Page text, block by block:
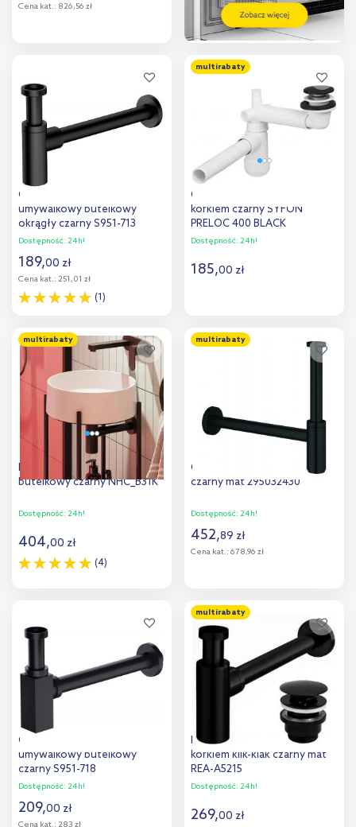
Cena kat.: 826,56 zł
Cersanit Inverto syfon
umywalkowy butelkowy
okrągły czarny S951-713
Dostępność: 24h!
189,00 zł
Cena kat.: 251,01 zł
(1)
Dodaj do
porównania
multirabaty
Comad Preloc syfon z
korkiem czarny SYFON
PRELOC 400 BLACK
Dostępność: 24h!
185,00 zł
Dodaj do
multirabaty
Deante syfon do umywalki
butelkowy czarny NHC_B31K
Dostępność: 24h!
404,00 zł
(4)
multirabaty
Grohe syfon umywalkowy
czarny mat 295032430
Dostępność: 24h!
452,89 zł
Cena kat.: 678,96 zł
Dodaj do
porównania
Cersanit Larga syfon
umywalkowy butelkowy
czarny S951-718
Dostępność: 24h!
209,00 zł
Cena kat.: 283 zł
multirabaty
Rea syfon do umywalki z
korkiem klik-klak czarny mat
REA-A5215
Dostępność: 24h!
269,00 zł